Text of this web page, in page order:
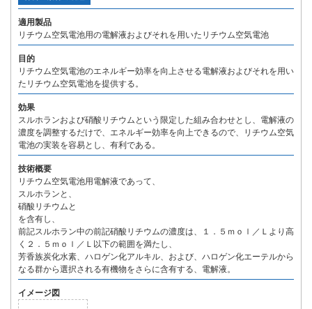
適用製品
リチウム空気電池用の電解液およびそれを用いたリチウム空気電池
目的
リチウム空気電池のエネルギー効率を向上させる電解液およびそれを用い
たリチウム空気電池を提供する。
効果
スルホランおよび硝酸リチウムという限定した組み合わせとし、電解液の
濃度を調整するだけで、エネルギー効率を向上できるので、リチウム空気
電池の実装を容易とし、有利である。
技術概要
リチウム空気電池用電解液であって、
スルホランと、
硝酸リチウムと
を含有し、
前記スルホラン中の前記硝酸リチウムの濃度は、１．５ｍｏｌ／Ｌより高
く２．５ｍｏｌ／Ｌ以下の範囲を満たし、
芳香族炭化水素、ハロゲン化アルキル、および、ハロゲン化エーテルから
なる群から選択される有機物をさらに含有する、電解液。
イメージ図